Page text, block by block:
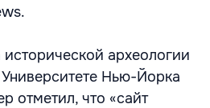
исторической археологии
Нью-Йорка
отметил, что «сайт